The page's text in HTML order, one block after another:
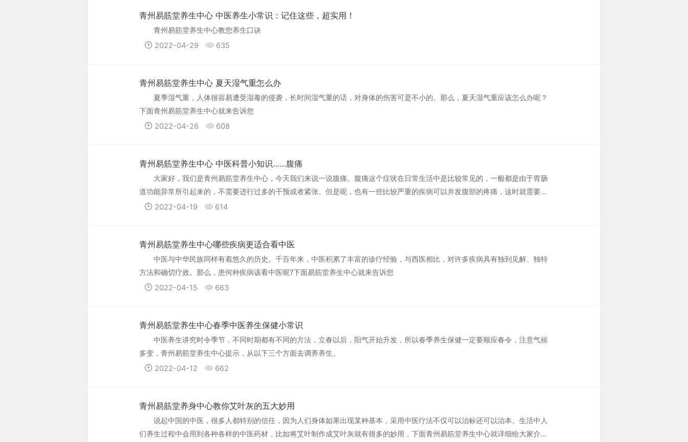
青州易筋堂养生中心 中医养生小常识：记住这些，超实用！
青州易筋堂养生中心教您养生口诀
2022-04-29 635
青州易筋堂养生中心 夏天湿气重怎么办
夏季湿气重，人体很容易遭受湿毒的侵袭，长时间湿气重的话，对身体的伤害可是不小的。那么，夏天湿气重应该怎么办呢？
下面青州易筋堂养生中心就来告诉您
2022-04-26 608
青州易筋堂养生中心 中医科普小知识……腹痛
大家好，我们是青州易筋堂养生中心，今天我们来说一说腹痛。腹痛这个症状在日常生活中是比较常见的，一般都是由于胃肠
道功能异常所引起来的，不需要进行过多的干预或者紧张。但是呢，也有一些比较严重的疾病可以并发腹部的疼痛，这时就需要引
起我们的高度注意了。
2022-04-19 614
青州易筋堂养生中心哪些疾病更适合看中医
中医与中华民族同样有着悠久的历史。千百年来，中医积累了丰富的诊疗经验，与西医相比，对许多疾病具有独到见解、独特
方法和确切疗效。那么，患何种疾病该看中医呢?下面易筋堂养生中心就来告诉您
2022-04-15 663
青州易筋堂养生中心春季中医养生保健小常识
中医养生讲究时令季节，不同时期都有不同的方法，立春以后，阳气开始升发，所以春季养生保健一定要顺应春令，注意气候
多变，青州易筋堂养生中心提示，从以下三个方面去调养养生。
2022-04-12 662
青州易筋堂养身中心教你艾叶灰的五大妙用
说起中国的中医，很多人都特别的信任，因为人们身体如果出现某种基本，采用中医疗法不仅可以治标还可以治本。生活中人
们养生过程中会用到各种各样的中医药材，比如将艾叶制作成艾叶灰就有很多的妙用，下面青州易筋堂养生中心就详细给大家介绍